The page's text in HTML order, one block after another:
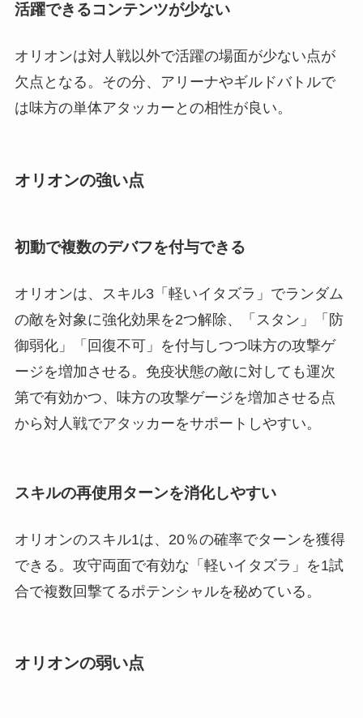
活躍できるコンテンツが少ない
オリオンは対人戦以外で活躍の場面が少ない点が
欠点となる。その分、アリーナやギルドバトルで
は味方の単体アタッカーとの相性が良い。
オリオンの強い点
初動で複数のデバフを付与できる
オリオンは、スキル3「軽いイタズラ」でランダム
の敵を対象に強化効果を2つ解除、「スタン」「防
御弱化」「回復不可」を付与しつつ味方の攻撃ゲ
ージを増加させる。免疫状態の敵に対しても運次
第で有効かつ、味方の攻撃ゲージを増加させる点
から対人戦でアタッカーをサポートしやすい。
スキルの再使用ターンを消化しやすい
オリオンのスキル1は、20％の確率でターンを獲得
できる。攻守両面で有効な「軽いイタズラ」を1試
合で複数回撃てるポテンシャルを秘めている。
オリオンの弱い点